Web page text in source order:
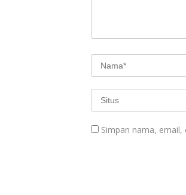
Simpan nama,